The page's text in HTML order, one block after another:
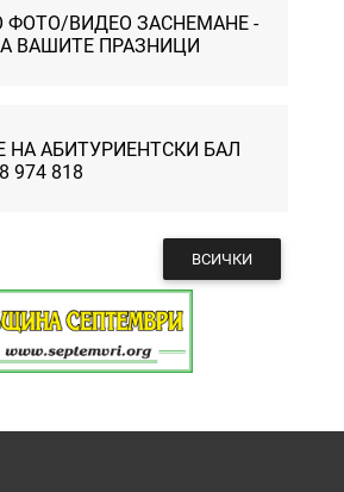
ФОТО/ВИДЕО ЗАСНЕМАНЕ -
ВАШИТЕ ПРАЗНИЦИ
НА АБИТУРИЕНТСКИ БАЛ
974 818
ВСИЧКИ